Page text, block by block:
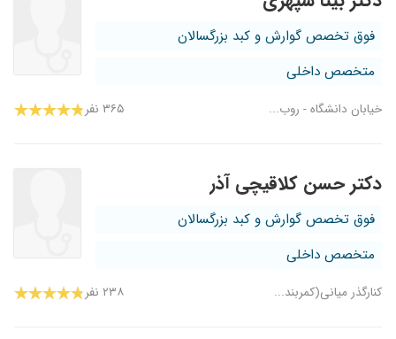
فوق تخصص گوارش و کبد بزرگسالان
متخصص داخلی
خیابان دانشگاه - روب... ۳۶۵ نفر
دکتر حسن کلاقیچی آذر
فوق تخصص گوارش و کبد بزرگسالان
متخصص داخلی
کنارگذر میانی(کمربند... ۲۳۸ نفر